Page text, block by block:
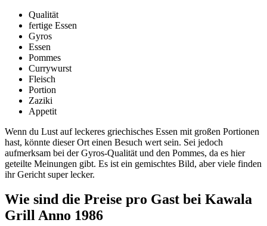
Qualität
fertige Essen
Gyros
Essen
Pommes
Currywurst
Fleisch
Portion
Zaziki
Appetit
Wenn du Lust auf leckeres griechisches Essen mit großen Portionen
hast, könnte dieser Ort einen Besuch wert sein. Sei jedoch
aufmerksam bei der Gyros-Qualität und den Pommes, da es hier
geteilte Meinungen gibt. Es ist ein gemischtes Bild, aber viele finden
ihr Gericht super lecker.
Wie sind die Preise pro Gast bei Kawala
Grill Anno 1986